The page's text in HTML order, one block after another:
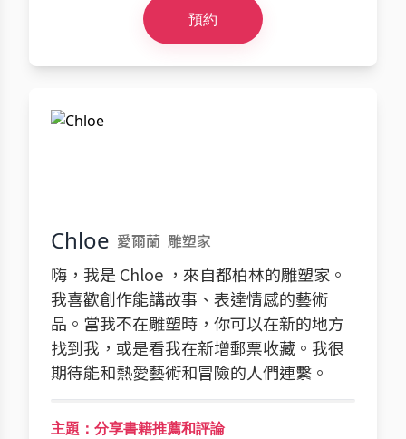
預約
Chloe 愛爾蘭 雕塑家
嗨，我是 Chloe ，來自都柏林的雕塑家。
我喜歡創作能講故事、表達情感的藝術
品。當我不在雕塑時，你可以在新的地方
找到我，或是看我在新增郵票收藏。我很
期待能和熱愛藝術和冒險的人們連繫。
主題：分享書籍推薦和評論